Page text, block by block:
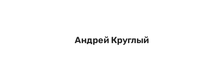
Андрей Круглый